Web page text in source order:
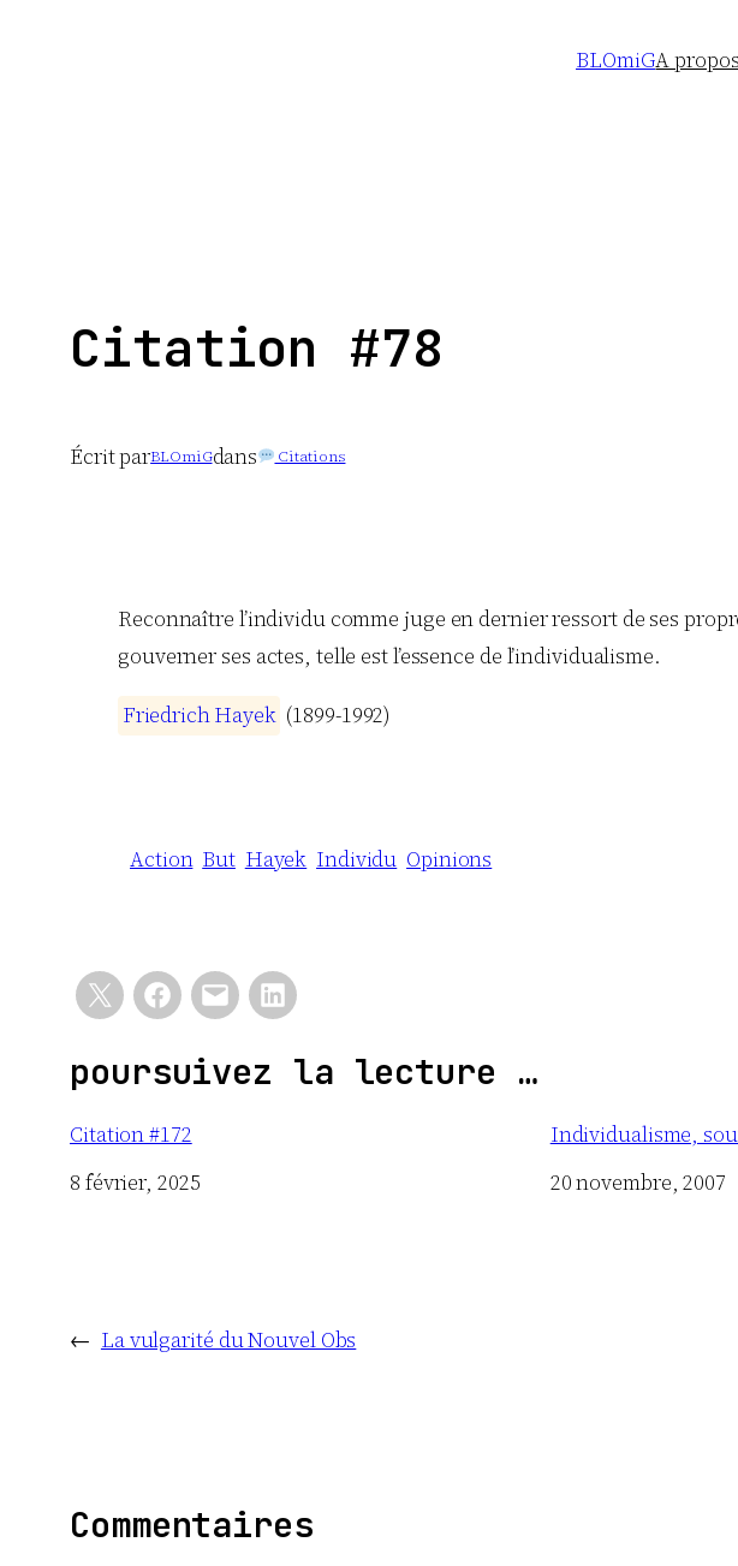
BLOmiGA propos
Citation #78
Écrit parBLOmiGdans Citations
Reconnaître l’individu comme juge en dernier ressort de ses
gouverner ses actes, telle est l’essence de l’individualisme.
FriedrichHayek (1899-1992)
Action But Hayek Individu Opinions
poursuivez la lecture …
Citation #172
Date
8 février, 2025
Individualisme,
Date
20 novembre, 2007
← La vulgarité du Nouvel Obs
Commentaires